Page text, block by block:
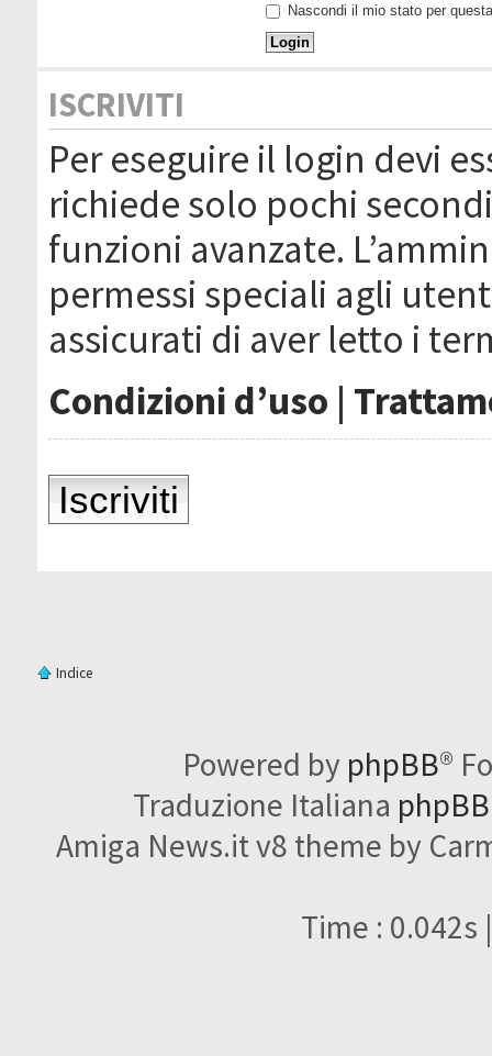
Nascondi il mio stato per
ISCRIVITI
Per eseguire il login devi
richiede solo pochi
funzioni avanzate.
permessi speciali agli
assicurati di aver letto i
Condizioni d’uso |
Iscriviti
Indice
Powered by phpBB®
Traduzione Italiana
Amiga News.it v8 theme by
Time : 0.042s